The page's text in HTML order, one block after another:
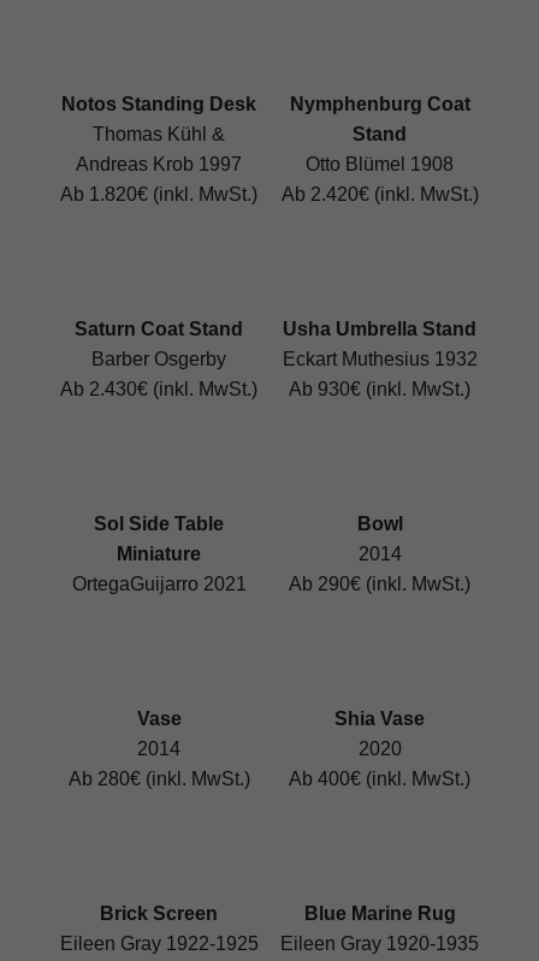
Notos Standing Desk
Thomas Kühl &
Andreas Krob 1997
Ab 1.820€ (inkl. MwSt.)
Nymphenburg Coat
Stand
Otto Blümel 1908
Ab 2.420€ (inkl. MwSt.)
Saturn Coat Stand
Barber Osgerby
Ab 2.430€ (inkl. MwSt.)
Usha Umbrella Stand
Eckart Muthesius 1932
Ab 930€ (inkl. MwSt.)
Sol Side Table
Miniature
OrtegaGuijarro 2021
Bowl
2014
Ab 290€ (inkl. MwSt.)
Vase
2014
Ab 280€ (inkl. MwSt.)
Shia Vase
2020
Ab 400€ (inkl. MwSt.)
Brick Screen
Eileen Gray 1922-1925
Blue Marine Rug
Eileen Gray 1920-1935